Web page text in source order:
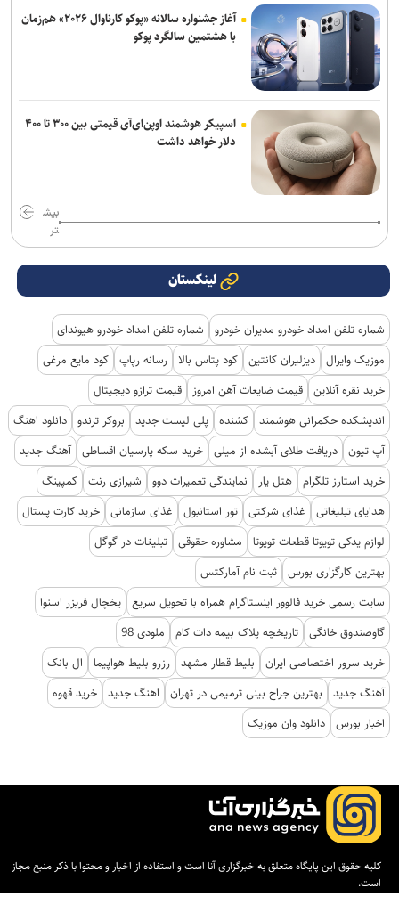
آغاز جشنواره سالانه «پوکو کارناوال ۲۰۲۶» هم‌زمان
با هشتمین سالگرد پوکو
اسپیکر هوشمند اوپن‌ای‌آی قیمتی بین ۳۰۰ تا ۴۰۰
دلار خواهد داشت
بیش
تر
لینکستان
شماره تلفن امداد خودرو مدیران خودرو
شماره تلفن امداد خودرو هیوندای
موزیک وایرال دیزلیران کانتین کود پتاس بالا رسانه رپاپ کود مایع مرغی
خرید نقره آنلاین قیمت ضایعات آهن امروز
قیمت ترازو دیجیتال
اندیشکده حکمرانی هوشمند کشنده پلی لیست جدید بروکر ترندو دانلود اهنگ
آپ تیون دریافت طلای آبشده از میلی خرید سکه پارسیان اقساطی آهنگ جدید
خرید استارز تلگرام هتل یار نمایندگی تعمیرات دوو شیرازی رنت کمپینگ
هدایای تبلیغاتی
غذای شرکتی تور استانبول غذای سازمانی خرید کارت پستال
لوازم یدکی تویوتا قطعات تویوتا
مشاوره حقوقی تبلیغات در گوگل
بهترین کارگزاری بورس ثبت نام آمارکتس
سایت رسمی خرید فالوور اینستاگرام همراه با تحویل سریع یخچال فریزر اسنوا
گاوصندوق خانگی تاریخچه پلاک بیمه دات کام
ملودی 98
خرید سرور اختصاصی ایران
بلیط قطار مشهد رزرو بلیط هواپیما
ال بانک
آهنگ جدید
بهترین جراح بینی ترمیمی در تهران اهنگ جدید خرید قهوه
اخبار بورس دانلود وان موزیک
کلیه حقوق این پایگاه متعلق به خبرگزاری آنا است و استفاده از اخبار و محتوا با ذکر منبع مجاز
است.